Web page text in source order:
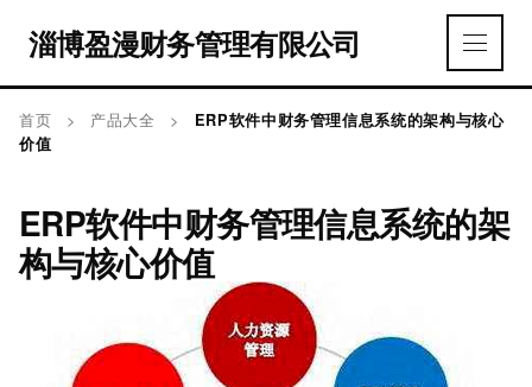
淄博盈漫财务管理有限公司
首页 > 产品大全 >
ERP软件中财务管理信息系统的架构与核心
价值
ERP软件中财务管理信息系统的架
构与核心价值